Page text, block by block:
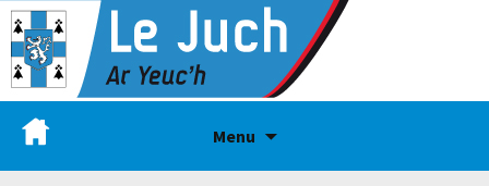
Menu